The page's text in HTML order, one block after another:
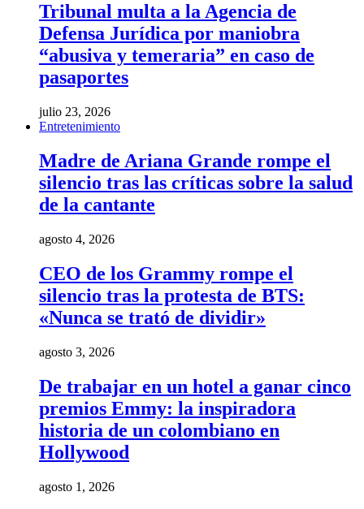
Tribunal multa a la Agencia de
Defensa Jurídica por maniobra
“abusiva y temeraria” en caso de
pasaportes
julio 23, 2026
Entretenimiento
Madre de Ariana Grande rompe el
silencio tras las críticas sobre la salud
de la cantante
agosto 4, 2026
CEO de los Grammy rompe el
silencio tras la protesta de BTS:
«Nunca se trató de dividir»
agosto 3, 2026
De trabajar en un hotel a ganar cinco
premios Emmy: la inspiradora
historia de un colombiano en
Hollywood
agosto 1, 2026